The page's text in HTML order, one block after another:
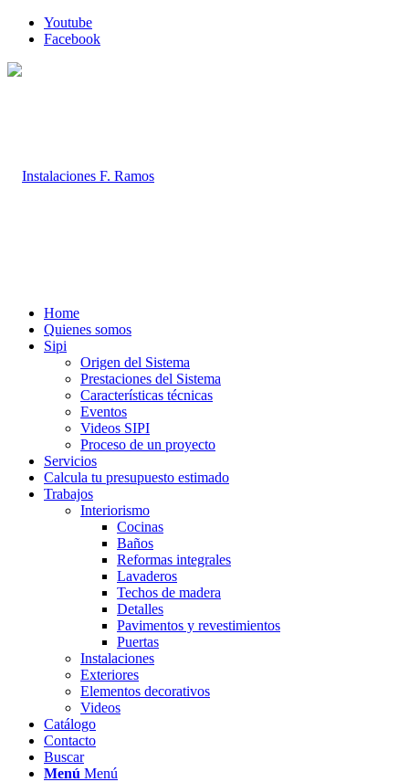
Youtube
Facebook
Home
Quienes somos
Sipi
Origen del Sistema
Prestaciones del Sistema
Características técnicas
Eventos
Videos SIPI
Proceso de un proyecto
Servicios
Calcula tu presupuesto estimado
Trabajos
Interiorismo
Cocinas
Baños
Reformas integrales
Lavaderos
Techos de madera
Detalles
Pavimentos y revestimientos
Puertas
Instalaciones
Exteriores
Elementos decorativos
Videos
Catálogo
Contacto
Buscar
Menú Menú